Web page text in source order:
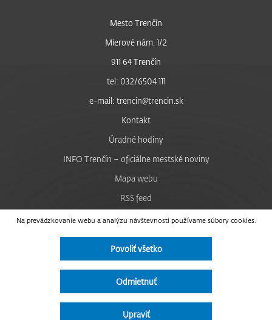
Na prevádzkovanie webu a analýzu návštevnosti používame súbory cookies.
Povoliť všetko
Odmietnuť
Upraviť
Mesto Trenčín
Mierové nám. 1/2
911 64 Trenčín
tel: 032/6504 111
e-mail: trencin@trencin.sk
Kontakt
Úradné hodiny
INFO Trenčín – oficiálne mestské noviny
Mapa webu
RSS feed
Nastavenie cookies
Facebook
Instagram
Vyhlásenie o prístupnosti